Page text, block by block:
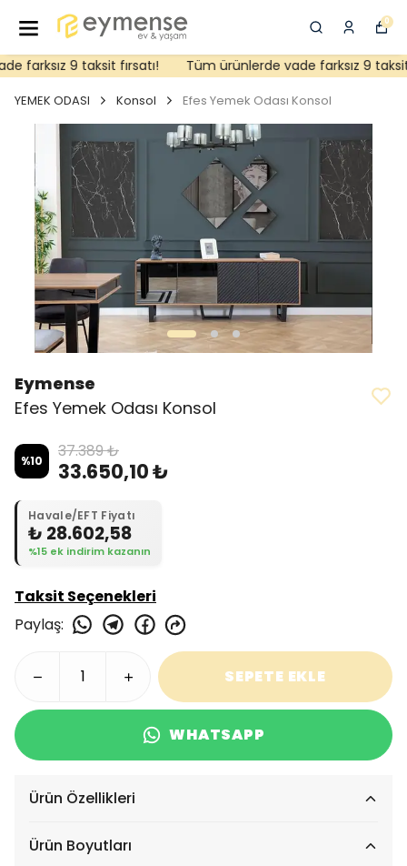
0
farksız 9 taksit fırsatı! Tüm ürünlerde vade farksız 9 taksit
YEMEK ODASI Konsol Efes Yemek Odası Konsol
Eymense
Efes Yemek Odası Konsol
%10 37.389 ₺
33.650,10 ₺
Havale/EFT Fiyatı
₺ 28.602,58
%15 ek indirim kazanın
Taksit Seçenekleri
Paylaş:
SEPETE EKLE
WHATSAPP
Ürün Özellikleri
Ürün Boyutları